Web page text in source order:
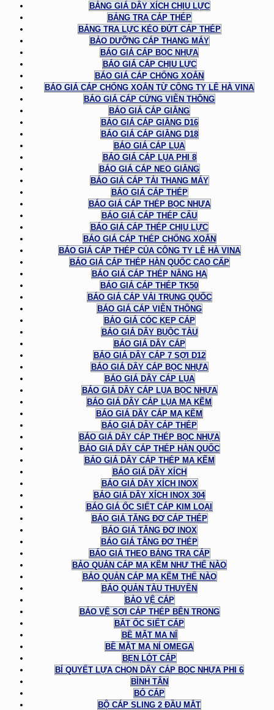
BẢNG GIÁ DÂY XÍCH CHỊU LỰC
BẢNG TRA CÁP THÉP
BẢNG TRA LỰC KÉO ĐỨT CÁP THÉP
BẢO DƯỠNG CÁP THANG MÁY
BÁO GIÁ CÁP BỌC NHỰA
BÁO GIÁ CÁP CHỊU LỰC
BÁO GIÁ CÁP CHỐNG XOẮN
BÁO GIÁ CÁP CHỐNG XOẮN TỪ CÔNG TY LÊ HÀ VINA
BÁO GIÁ CÁP CỨNG VIỄN THÔNG
BÁO GIÁ CÁP GIẰNG
BÁO GIÁ CÁP GIẰNG D16
BÁO GIÁ CÁP GIẰNG D18
BÁO GIÁ CÁP LỤA
BÁO GIÁ CÁP LỤA PHI 8
BÁO GIÁ CÁP NEO GIẰNG
BÁO GIÁ CÁP TẢI THANG MÁY
BÁO GIÁ CÁP THÉP
BÁO GIÁ CÁP THÉP BỌC NHỰA
BÁO GIÁ CÁP THÉP CẨU
BÁO GIÁ CÁP THÉP CHỊU LỰC
BÁO GIÁ CÁP THÉP CHỐNG XOẮN
BÁO GIÁ CÁP THÉP CỦA CÔNG TY LÊ HÀ VINA
BÁO GIÁ CÁP THÉP HÀN QUỐC CAO CẤP
BÁO GIÁ CÁP THÉP NÂNG HẠ
BÁO GIÁ CÁP THÉP TK50
BÁO GIÁ CÁP VẢI TRUNG QUỐC
BÁO GIÁ CÁP VIỄN THÔNG
BÁO GIÁ CÓC KẸP CÁP
BÁO GIÁ DÂY BUỘC TÀU
BÁO GIÁ DÂY CÁP
BÁO GIÁ DÂY CÁP 7 SỢI D12
BÁO GIÁ DÂY CÁP BỌC NHỰA
BÁO GIÁ DÂY CÁP LỤA
BÁO GIÁ DÂY CÁP LỤA BỌC NHỰA
BÁO GIÁ DÂY CÁP LỤA MẠ KẼM
BÁO GIÁ DÂY CÁP MẠ KẼM
BÁO GIÁ DÂY CÁP THÉP
BÁO GIÁ DÂY CÁP THÉP BỌC NHỰA
BÁO GIÁ DÂY CÁP THÉP HÀN QUỐC
BÁO GIÁ DÂY CÁP THÉP MẠ KẼM
BÁO GIÁ DÂY XÍCH
BÁO GIÁ DÂY XÍCH INOX
BÁO GIÁ DÂY XÍCH INOX 304
BÁO GIÁ ỐC SIẾT CÁP KIM LOẠI
BÁO GIÁ TĂNG ĐƠ CÁP THÉP
BÁO GIÁ TĂNG ĐƠ INOX
BÁO GIÁ TĂNG ĐƠ THÉP
BÁO GIÁ THEO BẢNG TRA CÁP
BẢO QUẢN CÁP MẠ KẼM NHƯ THẾ NÀO
BẢO QUẢN CÁP MẠ KẼM THẾ NÀO
BẢO QUẢN TÀU THUYỀN
BẢO VỆ CÁP
BẢO VỆ SỢI CÁP THÉP BÊN TRONG
BẮT ỐC SIẾT CÁP
BỀ MẶT MA NÍ
BỀ MẶT MA NÍ OMEGA
BẸN LÓT CÁP
BÍ QUYẾT LỰA CHỌN DÂY CÁP BỌC NHỰA PHI 6
BÌNH TÂN
BÓ CÁP
BỘ CÁP SLING 2 ĐẦU MẮT